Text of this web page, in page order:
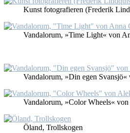
Kunst fo­to­gra­fie­ren (Fre­de­rik
Van­dalorum, »Time Light« von
Van­dalorum, »Din egen
Van­dalorum, »Co­lor Wheels«
Öland, Trollsko­gen